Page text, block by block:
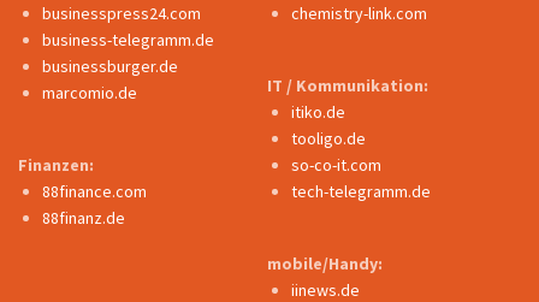
businesspress24.com
business-telegramm.de
businessburger.de
marcomio.de
Finanzen:
88finance.com
88finanz.de
chemistry-link.com
IT / Kommunikation:
itiko.de
tooligo.de
so-co-it.com
tech-telegramm.de
mobile/Handy:
iinews.de